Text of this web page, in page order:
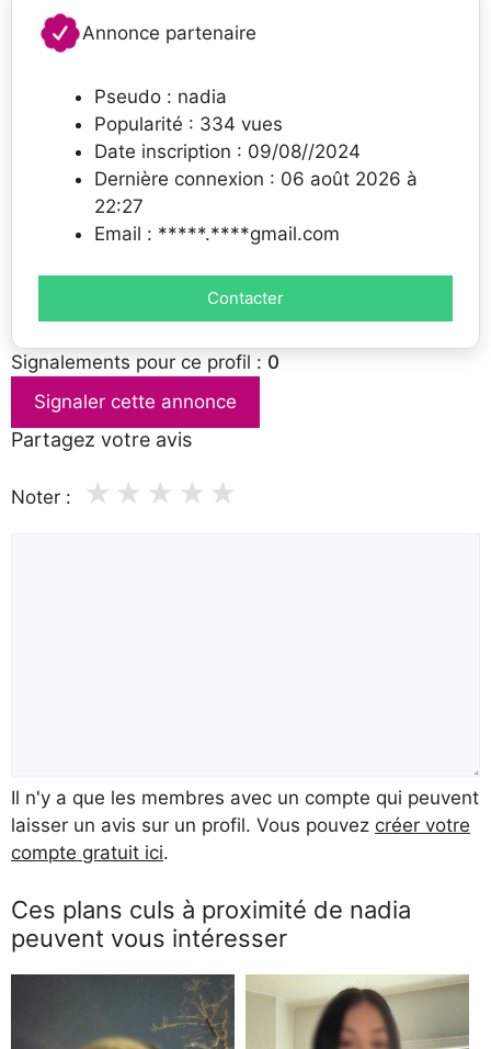
Annonce partenaire
Pseudo : nadia
Popularité : 334 vues
Date inscription : 09/08//2024
Dernière connexion : 06 août 2026 à
22:27
Email : *****.****gmail.com
Contacter
Signalements pour ce profil : 0
Signaler cette annonce
Partagez votre avis
Noter : ★
★
★
★
★
Il n'y a que les membres avec un compte qui peuvent
laisser un avis sur un profil. Vous pouvez créer votre
compte gratuit ici.
Ces plans culs à proximité de nadia
peuvent vous intéresser